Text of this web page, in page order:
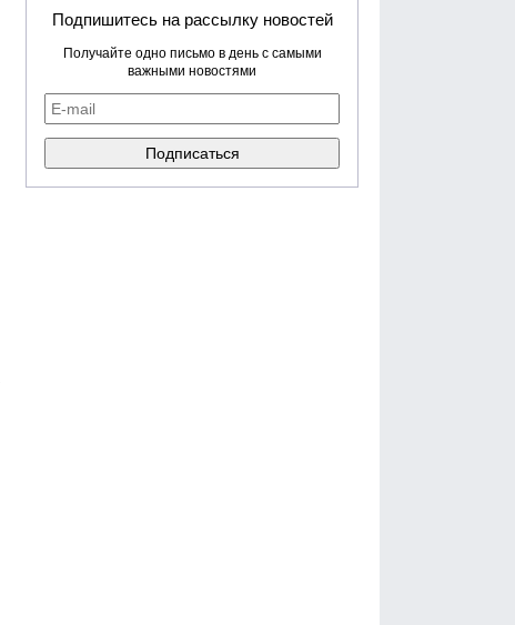
Подпишитесь на рассылку новостей
Получайте одно письмо в день с самыми
важными новостями